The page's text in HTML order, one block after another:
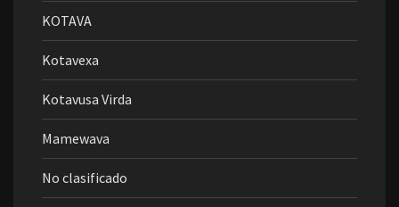
KOTAVA
Kotavexa
Kotavusa Virda
Mamewava
No clasificado